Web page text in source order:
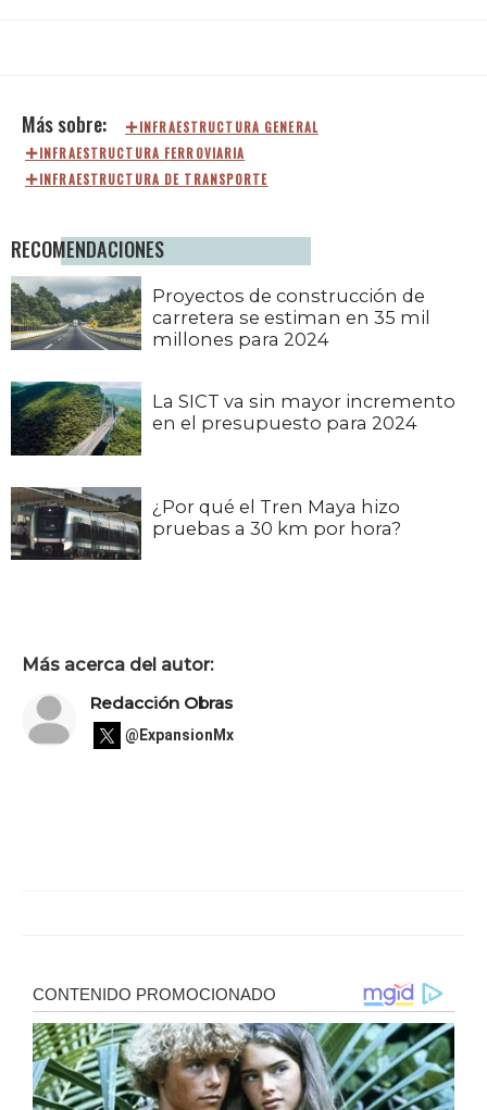
INFRAESTRUCTURA GENERAL
INFRAESTRUCTURA FERROVIARIA
INFRAESTRUCTURA DE TRANSPORTE
RECOMENDACIONES
Proyectos de construcción de
carretera se estiman en 35 mil
millones para 2024
La SICT va sin mayor incremento
en el presupuesto para 2024
¿Por qué el Tren Maya hizo
pruebas a 30 km por hora?
Más acerca del autor:
Redacción Obras
@ExpansionMx